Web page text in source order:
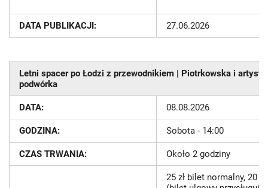
DATA PUBLIKACJI: 27.06.2026
Letni spacer po Łodzi z przewodnikiem | Piotrkowska i
podwórka
DATA: 08.08.2026
GODZINA: Sobota - 14:00
CZAS TRWANIA: Około 2 godziny
25 zł bilet normalny, 20